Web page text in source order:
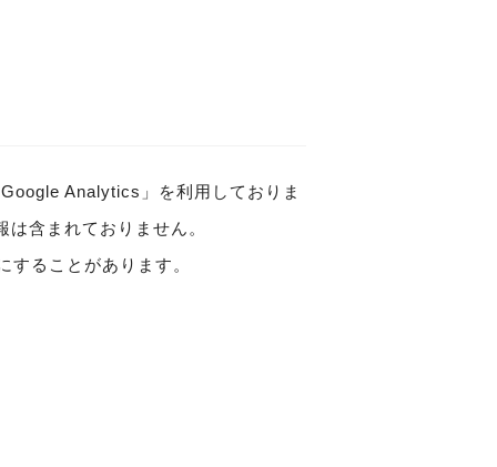
Analytics」を利用しておりま
含まれておりません。
ることがあります。